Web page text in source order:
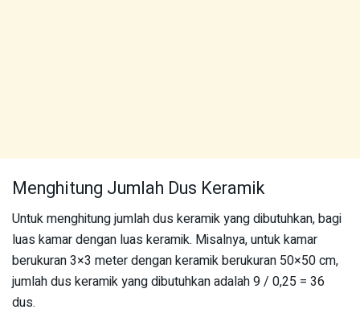
Menghitung Jumlah Dus Keramik
Untuk menghitung jumlah dus keramik yang dibutuhkan, bagi
luas kamar dengan luas keramik. Misalnya, untuk kamar
berukuran 3×3 meter dengan keramik berukuran 50×50 cm,
jumlah dus keramik yang dibutuhkan adalah 9 / 0,25 = 36
dus.